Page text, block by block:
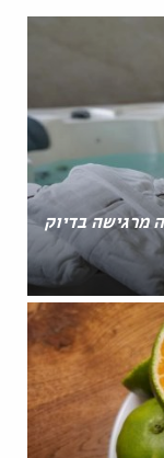
מרגישה בדיוק